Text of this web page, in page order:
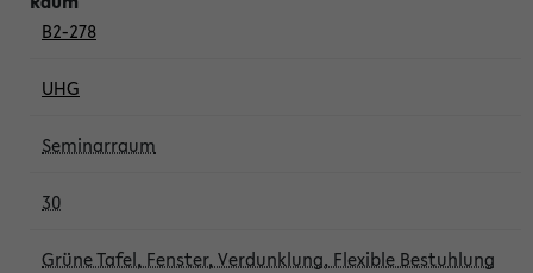
B2-278
UHG
Seminarraum
30
Grüne Tafel, Fenster, Verdunklung, Flexible Bestuhlung